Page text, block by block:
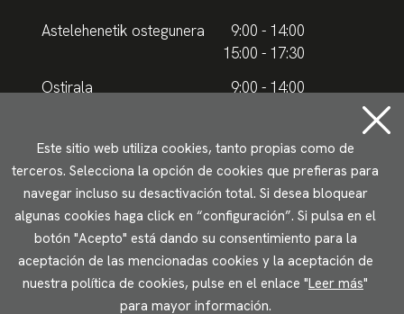
Astelehenetik ostegunera
9:00 - 14:00
15:00 - 17:30
Ostirala
9:00 - 14:00
Udako ordutegia
Astelehenetik ostegunera
9.00 - 15.00
Ostirala
9:00 - 14:00
Lege oharrak Pribatutasun politika
Cookieen erabilera
Irisgarritasun
Este sitio web utiliza cookies, tanto propias como de
terceros. Selecciona la opción de cookies que prefieras para
navegar incluso su desactivación total. Si desea bloquear
algunas cookies haga click en “configuración”. Si pulsa en el
botón "Acepto" está dando su consentimiento para la
aceptación de las mencionadas cookies y la aceptación de
nuestra política de cookies, pulse en el enlace "Leer más"
para mayor información.